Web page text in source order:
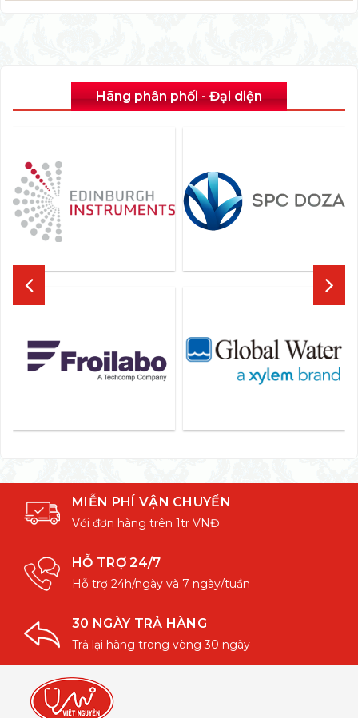
Hãng phân phối - Đại diện
MIỄN PHÍ VẬN CHUYỂN
Với đơn hàng trên 1tr VNĐ
HỖ TRỢ 24/7
Hỗ trợ 24h/ngày và 7 ngày/tuần
30 NGÀY TRẢ HÀNG
Trả lại hàng trong vòng 30 ngày